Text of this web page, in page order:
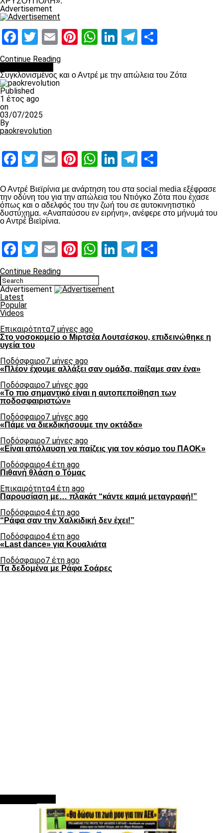
Advertisement
Facebook
Twitter
EmailPinterest
WhatsApp
LinkedIn
Telegram
Continue Reading
Συγκλονισμένος και ο Αντρέ με την απώλεια του Ζότα
Published
1 έτος ago
on
03/07/2025
By
paokrevolution
Facebook
Twitter
EmailPinterest
WhatsApp
LinkedIn
Telegram
Ο Αντρέ Βιεϊρίνια με ανάρτηση του στα social media εξέφρασε
την οδύνη του για την απώλεια του Ντιόγκο Ζότα που έχασε
όπως και ο αδελφός του την ζωή του σε αυτοκινητιστικό
δυστύχημα. «Αναπαύσου εν ειρήνη», ανέφερε στο μήνυμά του
ο Αντρέ Βιεϊρίνια.
Facebook
Twitter
EmailPinterest
WhatsApp
LinkedIn
Telegram
Continue Reading
Advertisement
Latest
Popular
Videos
Επικαιρότητα7 μήνες ago
Στο νοσοκομείο ο Μιρτσέα Λουτσέσκου, επιδεινώθηκε η
υγεία του
Ποδόσφαιρο7 μήνες ago
«Πλέον έχουμε αλλάξει σαν ομάδα, παίξαμε σαν ένα»
Ποδόσφαιρο7 μήνες ago
«Το πιο σημαντικό είναι η αυτοπεποίθηση των
ποδοσφαιριστών»
Ποδόσφαιρο7 μήνες ago
«Πάμε να διεκδικήσουμε την οκτάδα»
Ποδόσφαιρο7 μήνες ago
«Είναι απόλαυση να παίζεις για τον κόσμο του ΠΑΟΚ»
Ποδόσφαιρο4 έτη ago
Πιθανή θλάση ο Τόμας
Επικαιρότητα4 έτη ago
Παρουσίαση με… πλακάτ “κάντε καμιά μεταγραφή!”
Ποδόσφαιρο4 έτη ago
“Ράφα σαν την Χαλκιδική δεν έχει!”
Ποδόσφαιρο4 έτη ago
«Last dance» για Κουαλιάτα
Ποδόσφαιρο7 έτη ago
Τα δεδομένα με Ράφα Σοάρες